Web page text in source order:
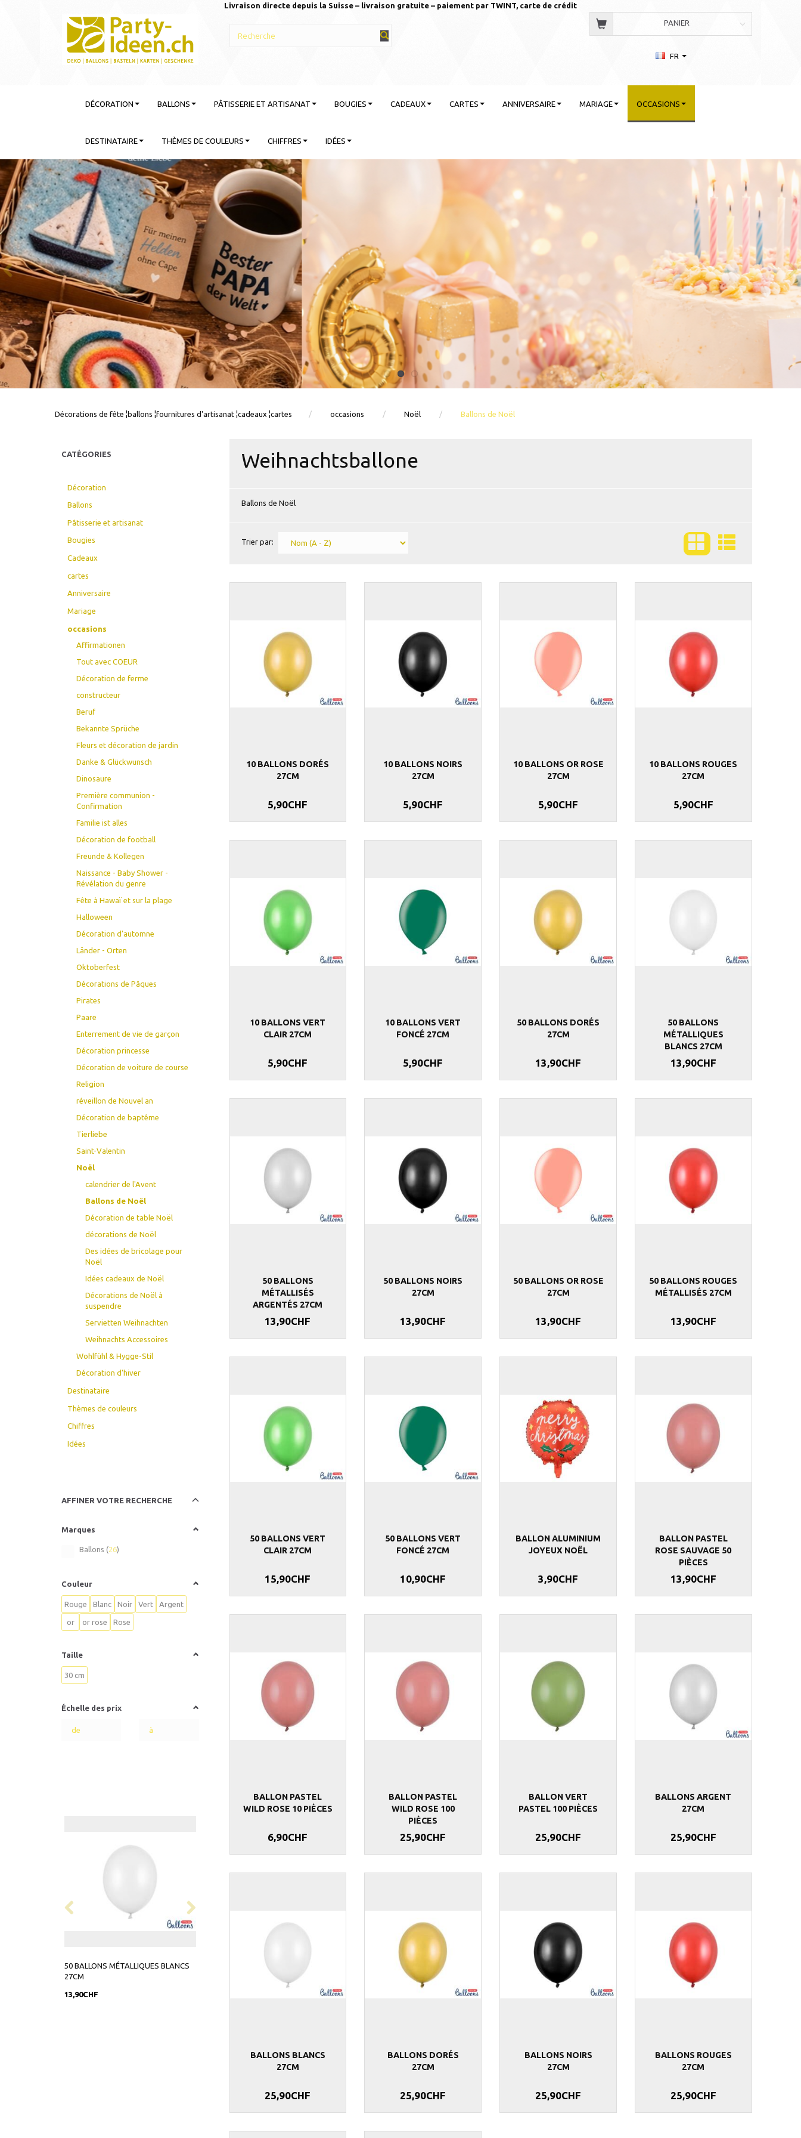
Livraison directe depuis la Suisse – livraison gratuite – paiement par TWINT, carte de crédit
PANIER
FR
DÉCORATION BALLONS PÂTISSERIE ET ARTISANAT BOUGIES CADEAUX CARTES ANNIVERSAIRE MARIAGE OCCASIONS
DESTINATAIRE THÈMES DE COULEURS CHIFFRES IDÉES
Décorations de fête ¦ballons ¦fournitures d'artisanat ¦cadeaux ¦cartes occasions Noël Ballons de Noël
CATÉGORIES
Décoration
Ballons
Pâtisserie et artisanat
Bougies
Cadeaux
cartes
Anniversaire
Mariage
occasions
Affirmationen
Tout avec COEUR
Décoration de ferme
constructeur
Beruf
Bekannte Sprüche
Fleurs et décoration de jardin
Danke & Glückwunsch
Dinosaure
Première communion -
Confirmation
Familie ist alles
Décoration de football
Freunde & Kollegen
Naissance - Baby Shower -
Révélation du genre
Fête à Hawaï et sur la plage
Halloween
Décoration d'automne
Länder - Orten
Oktoberfest
Décorations de Pâques
Pirates
Paare
Enterrement de vie de garçon
Décoration princesse
Décoration de voiture de course
Religion
réveillon de Nouvel an
Décoration de baptême
Tierliebe
Saint-Valentin
Noël
calendrier de l'Avent
Ballons de Noël
Décoration de table Noël
décorations de Noël
Des idées de bricolage pour
Noël
Idées cadeaux de Noël
Décorations de Noël à
suspendre
Servietten Weihnachten
Weihnachts Accessoires
Wohlfühl & Hygge-Stil
Décoration d'hiver
Destinataire
Thèmes de couleurs
Chiffres
Idées
AFFINER VOTRE RECHERCHE
Marques
Ballons (26)
Couleur
Rouge Blanc Noir Vert Argent
or or rose Rose
Taille
30 cm
Échelle des prix
50 BALLONS MÉTALLIQUES BLANCS
27CM
13,90CHF
10 BALLONS VERT CLAIR 27CM 10 BALLONS ROUGES 27CM
5,90CHF
10 BALLONS DORÉS 27CM
5,90CHF
50 BALLONS DORÉS 27CM
13,90CHF
Weihnachtsballone
Ballons de Noël
Trier par:
10 BALLONS DORÉS
27CM
5,90CHF
10 BALLONS NOIRS
27CM
5,90CHF
10 BALLONS OR ROSE
27CM
5,90CHF
10 BALLONS ROUGES
27CM
5,90CHF
10 BALLONS VERT
CLAIR 27CM
5,90CHF
10 BALLONS VERT
FONCÉ 27CM
5,90CHF
50 BALLONS DORÉS
27CM
13,90CHF
50 BALLONS
MÉTALLIQUES
BLANCS 27CM
13,90CHF
50 BALLONS
MÉTALLISÉS
ARGENTÉS 27CM
13,90CHF
50 BALLONS NOIRS
27CM
13,90CHF
50 BALLONS OR ROSE
27CM
13,90CHF
50 BALLONS ROUGES
MÉTALLISÉS 27CM
13,90CHF
50 BALLONS VERT
CLAIR 27CM
15,90CHF
50 BALLONS VERT
FONCÉ 27CM
10,90CHF
BALLON ALUMINIUM
JOYEUX NOËL
3,90CHF
BALLON PASTEL
ROSE SAUVAGE 50
PIÈCES
13,90CHF
BALLON PASTEL
WILD ROSE 10 PIÈCES
6,90CHF
BALLON PASTEL
WILD ROSE 100
PIÈCES
25,90CHF
BALLON VERT
PASTEL 100 PIÈCES
25,90CHF
BALLONS ARGENT
27CM
25,90CHF
BALLONS BLANCS
27CM
25,90CHF
BALLONS DORÉS
27CM
25,90CHF
BALLONS NOIRS
27CM
25,90CHF
BALLONS ROUGES
27CM
25,90CHF